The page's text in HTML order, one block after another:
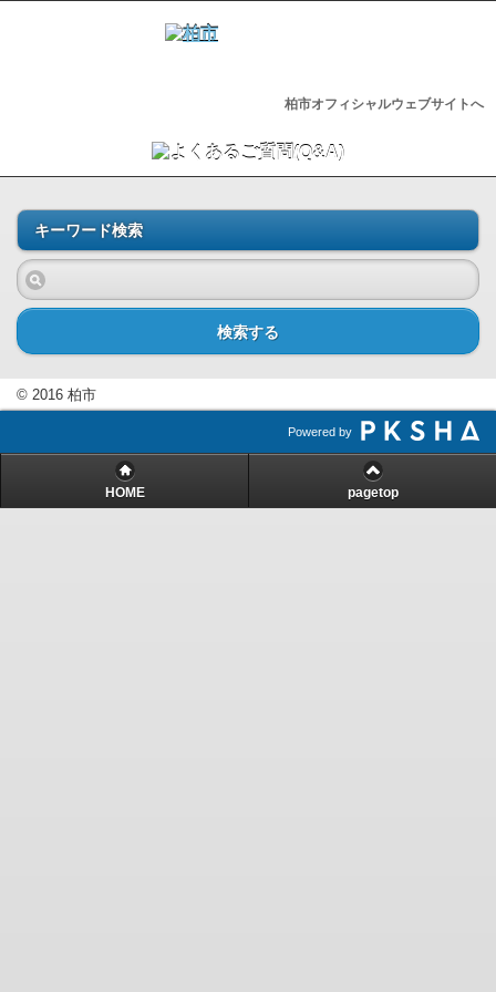
柏市オフィシャルウェブサイトへ
キーワード検索
検索する
© 2016 柏市
Powered by
HOME pagetop